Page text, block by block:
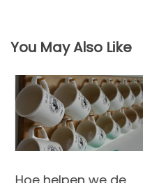
You May Also Like
Hoe helpen we de